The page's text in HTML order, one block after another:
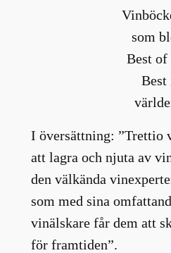
som
Best of
Best
I översättning: ”Trettio
att lagra och njuta av
den välkända
som med sina
vinälskare får dem att
för framtiden”.